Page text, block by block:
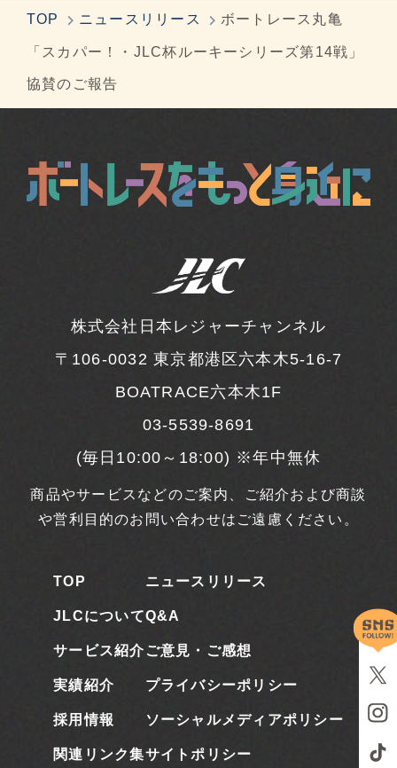
TOP ニュースリリース ボートレース丸亀
「スカパー！・JLC杯ルーキーシリーズ第14戦」
協賛のご報告
株式会社日本レジャーチャンネル
〒106-0032東京都港区六本木5-16-7
BOATRACE六本木1F
03-5539-8691
(毎日10:00～18:00) ※年中無休
商品やサービスなどのご案内、ご紹介および商談
や営利目的のお問い合わせはご遠慮ください。
TOP
JLCについて
サービス紹介
実績紹介
採用情報
関連リンク集
ニュースリリース
Q&A
ご意見・ご感想
プライバシーポリシー
ソーシャルメディアポリシー
サイトポリシー